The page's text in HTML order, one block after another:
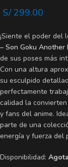
S/299.00
¡Siente el poder del
– Son Goku Another
de sus poses más
Con una altura
su esculpido
perfectamente
calidad la
y fans del anime.
parte de una
energía y fuerza del
Disponibilidad: